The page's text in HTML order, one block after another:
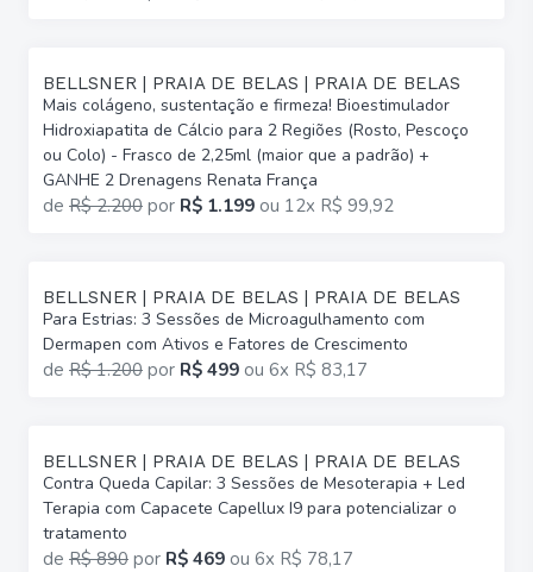
BELLSNER | PRAIA DE BELAS | PRAIA DE BELAS
Mais colágeno, sustentação e firmeza! Bioestimulador
Hidroxiapatita de Cálcio para 2 Regiões (Rosto, Pescoço
ou Colo) - Frasco de 2,25ml (maior que a padrão) +
GANHE 2 Drenagens Renata França
de R$ 2.200 por R$ 1.199 ou 12x R$ 99,92
BELLSNER | PRAIA DE BELAS | PRAIA DE BELAS
Para Estrias: 3 Sessões de Microagulhamento com
Dermapen com Ativos e Fatores de Crescimento
de R$ 1.200 por R$ 499 ou 6x R$ 83,17
BELLSNER | PRAIA DE BELAS | PRAIA DE BELAS
Contra Queda Capilar: 3 Sessões de Mesoterapia + Led
Terapia com Capacete Capellux I9 para potencializar o
tratamento
de R$ 890 por R$ 469 ou 6x R$ 78,17